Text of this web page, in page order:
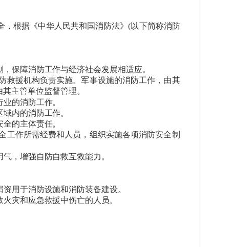
根据《中华人民共和国消防法》(以下简称消防
保障消防工作与经济社会发展相适应。
救援机构负责实施。军事设施的消防工作，由其
主管单位监督管理。
的消防工作。
内的消防工作。
的主体责任。
作所需经费和人员，组织实施各项消防安全制
，增强自防自救互救能力。
用于消防设施和消防装备建设。
灾和应急救援中伤亡的人员。